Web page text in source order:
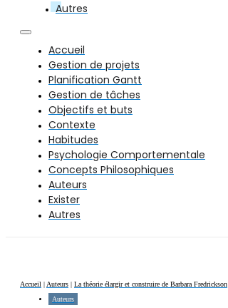
Autres
Accueil
Gestion de projets
Planification Gantt
Gestion de tâches
Objectifs et buts
Contexte
Habitudes
Psychologie Comportementale
Concepts Philosophiques
Auteurs
Exister
Autres
Accueil | Auteurs | La théorie élargir et construire de Barbara Fredrickson
Auteurs